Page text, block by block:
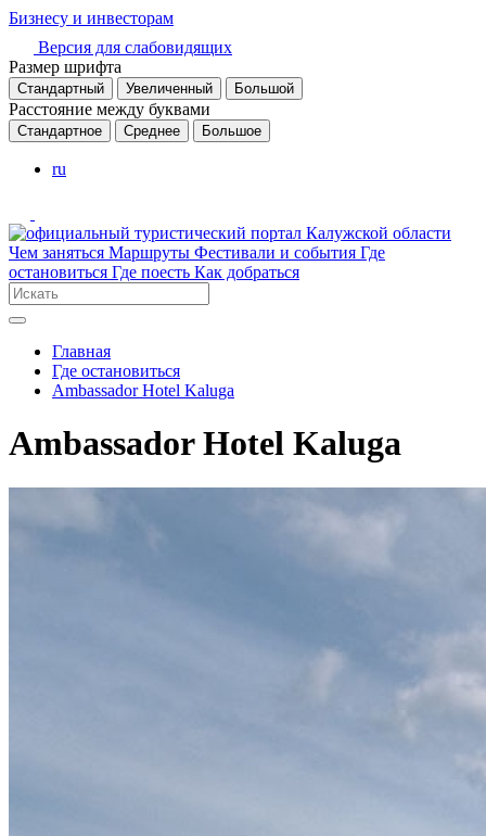
Бизнесу и инвесторам
Версия для слабовидящих
Размер шрифта
Стандартный Увеличенный Большой
Расстояние между буквами
Стандартное Среднее Большое
ru
Чем заняться Маршруты Фестивали и события Где
остановиться Где поесть Как добраться
Главная
Где остановиться
Ambassador Hotel Kaluga
Ambassador Hotel Kaluga